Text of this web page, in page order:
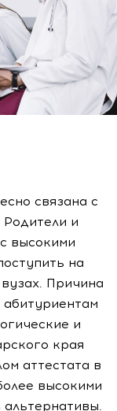
связана с
и
высокими
на
Причина
абитуриентам
и
края
аттестата в
высокими